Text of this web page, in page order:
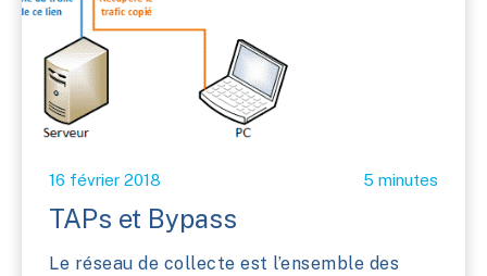
16 février 2018 5 minutes
TAPs et Bypass
Le réseau de collecte est l’ensemble des